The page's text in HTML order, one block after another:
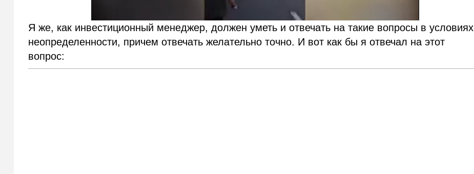
Я же, как инвестиционный менеджер, должен уметь и отвечать на такие вопросы в условиях
неопределенности, причем отвечать желательно точно. И вот как бы я отвечал на этот
вопрос: